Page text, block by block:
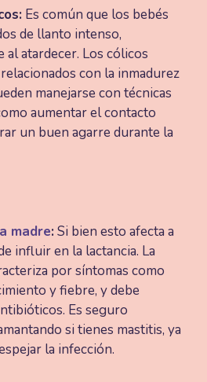
Es común que los bebés
de llanto intenso,
al atardecer. Los cólicos
con la inmadurez
manejarse con técnicas
aumentar el contacto
un buen agarre durante la
madre: Si bien esto afecta a
influir en la lactancia. La
por síntomas como
y fiebre, y debe
Es seguro
si tienes mastitis, ya
la infección​​.